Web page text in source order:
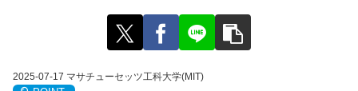
2025-07-17 マサチューセッツ工科大学(MIT)